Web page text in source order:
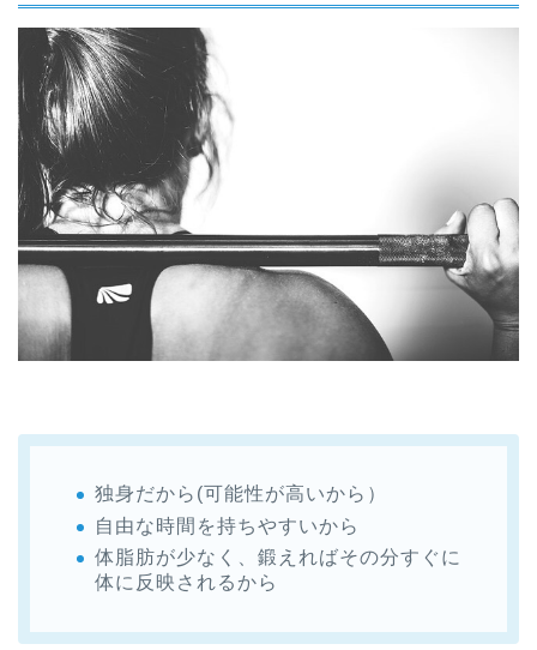
独身だから(可能性が高いから）
自由な時間を持ちやすいから
体脂肪が少なく、鍛えればその分すぐに
体に反映されるから